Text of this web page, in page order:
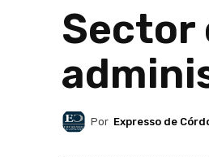
Sector
Por Expresso de